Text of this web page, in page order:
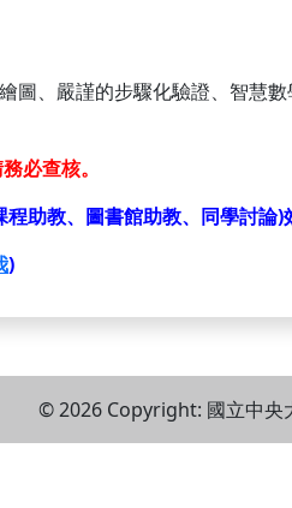
圖、 嚴謹的步驟化驗證、 智慧
必查核。
助教、圖書館助教、同學討論)
)
© 2026 Copyright: 國立中央